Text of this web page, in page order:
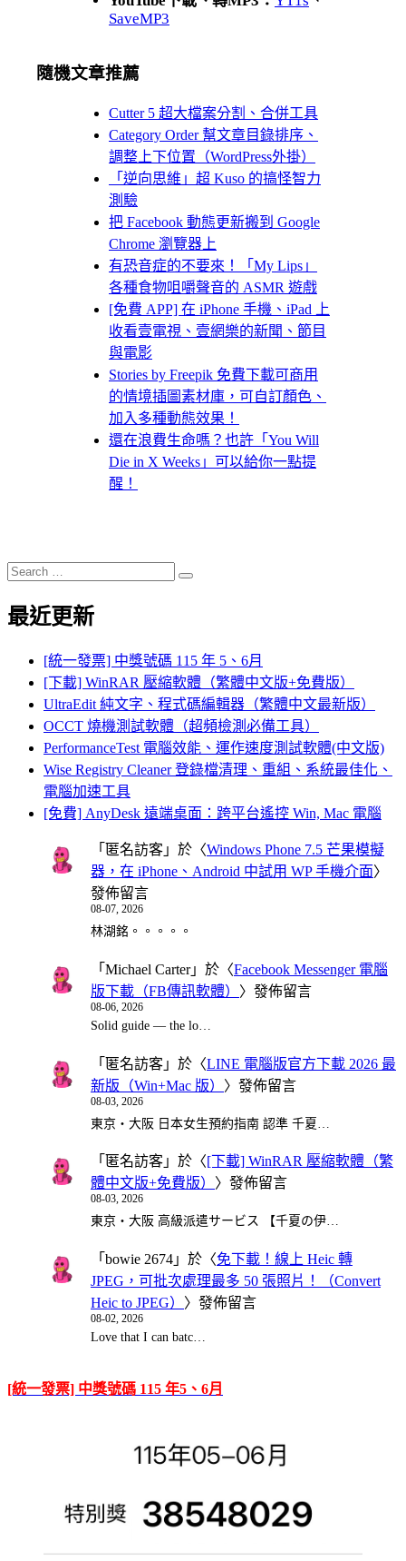
SaveMP3
隨機文章推薦
Cutter 5 超大檔案分割、合併工具
Category Order 幫文章目錄排序、
調整上下位置（WordPress外掛）
「逆向思維」超 Kuso 的搞怪智力
測驗
把 Facebook 動態更新搬到 Google
Chrome 瀏覽器上
有恐音症的不要來！「My Lips」
各種食物咀嚼聲音的 ASMR 遊戲
[免費 APP] 在 iPhone 手機、iPad 上
收看壹電視、壹網樂的新聞、節目
與電影
Stories by Freepik 免費下載可商用
的情境插圖素材庫，可自訂顏色、
加入多種動態效果！
還在浪費生命嗎？也許「You Will
Die in X Weeks」可以給你一點提
醒！
Search
for:
Search
最近更新
[統一發票] 中獎號碼 115 年 5、6月
[下載] WinRAR 壓縮軟體（繁體中文版+免費版）
UltraEdit 純文字、程式碼編輯器（繁體中文最新版）
OCCT 燒機測試軟體（超頻檢測必備工具）
PerformanceTest 電腦效能、運作速度測試軟體(中文版)
Wise Registry Cleaner 登錄檔清理、重組、系統最佳化、
電腦加速工具
[免費] AnyDesk 遠端桌面：跨平台遙控 Win, Mac 電腦
「 匿名訪客 」於〈Windows Phone 7.5 芒果模擬
器，在 iPhone、Android 中試用 WP 手機介面〉
發佈留言
08-07, 2026
林湖銘。。。。。
「 Michael Carter」於〈Facebook Messenger 電腦
版下載（FB傳訊軟體） 〉發佈留言
08-06, 2026
Solid guide — the lo…
「 匿名訪客 」於〈LINE 電腦版官方下載 2026 最
新版（Win+Mac 版） 〉發佈留言
08-03, 2026
東京・大阪 日本女生預約指南 認準 千夏…
「 匿名訪客 」於〈[下載] WinRAR 壓縮軟體（繁
體中文版+免費版） 〉發佈留言
08-03, 2026
東京・大阪 高級派遣サービス 【千夏の伊…
「 bowie 2674 」於〈免下載！線上 Heic 轉
JPEG，可批次處理最多 50 張照片！（Convert
Heic to JPEG） 〉發佈留言
08-02, 2026
Love that I can batc…
[統一發票] 中獎號碼 115 年5、6月